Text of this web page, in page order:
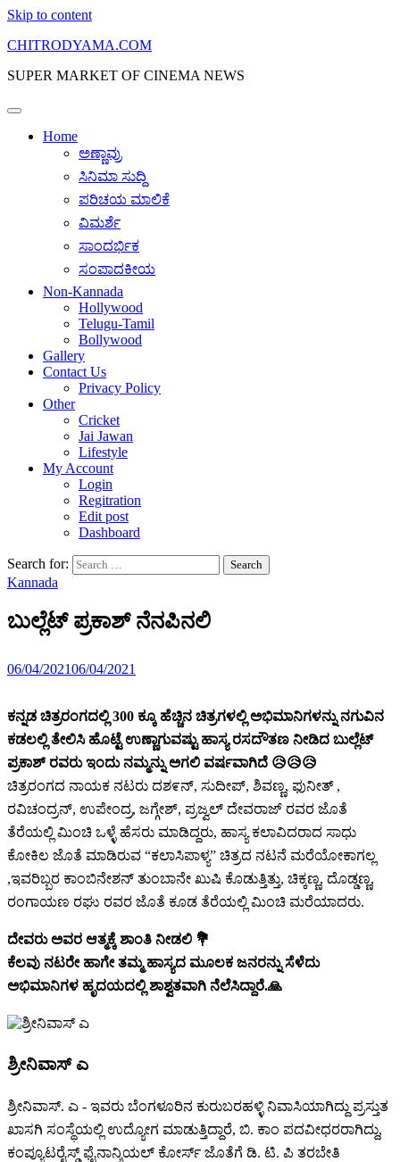
Skip to content
CHITRODYAMA.COM
SUPER MARKET OF CINEMA NEWS
Home
ಅಣ್ಣಾವ್ರು
ಸಿನಿಮಾ ಸುದ್ದಿ
ಪರಿಚಯ ಮಾಲಿಕೆ
ವಿಮರ್ಶೆ
ಸಾಂದರ್ಭಿಕ
ಸಂಪಾದಕೀಯ
Non-Kannada
Hollywood
Telugu-Tamil
Bollywood
Gallery
Contact Us
Privacy Policy
Other
Cricket
Jai Jawan
Lifestyle
My Account
Login
Regitration
Edit post
Dashboard
Search for:
Kannada
ಬುಲ್ಲೆಟ್ ಪ್ರಕಾಶ್ ನೆನಪಿನಲಿ
06/04/202106/04/2021
ಕನ್ನಡ ಚಿತ್ರರಂಗದಲ್ಲಿ 300 ಕ್ಕೂ ಹೆಚ್ಚಿನ ಚಿತ್ರಗಳಲ್ಲಿ ಅಭಿಮಾನಿಗಳನ್ನು ನಗುವಿನ
ಕಡಲಲ್ಲಿ ತೇಲಿಸಿ ಹೊಟ್ಟೆ ಉಣ್ಣಾಗುವಷ್ಟು ಹಾಸ್ಯ ರಸದೌತಣ ನೀಡಿದ ಬುಲ್ಲೆಟ್
ಪ್ರಕಾಶ್‌ ರವರು ಇಂದು ನಮ್ಮನ್ನು ಅಗಲಿ ವರ್ಷವಾಗಿದೆ 😥😥😥
ಚಿತ್ರರಂಗದ ನಾಯಕ ನಟರು ದಶ೯ನ್, ಸುದೀಪ್, ಶಿವಣ್ಣ, ಫುನೀತ್ ,
ರವಿಚಂದ್ರನ್, ಉಪೇಂದ್ರ, ಜಗ್ಗೇಶ್, ಪ್ರಜ್ವಲ್ ದೇವರಾಜ್ ರವರ ಜೊತೆ
ತೆರೆಯಲ್ಲಿ ಮಿಂಚಿ ಒಳ್ಳೆ ಹೆಸರು ಮಾಡಿದ್ದರು, ಹಾಸ್ಯ ಕಲಾವಿದರಾದ ಸಾಧು
ಕೋಕಿಲ ಜೊತೆ ಮಾಡಿರುವ “ಕಲಾಸಿಪಾಳ್ಯ” ಚಿತ್ರದ ನಟನೆ ಮರೆಯೋಕಾಗಲ್ಲ
,ಇವರಿಬ್ಬರ ಕಾಂಬಿನೇಶನ್ ತುಂಬಾನೇ ಖುಷಿ ಕೊಡುತ್ತಿತ್ತು, ಚಿಕ್ಕಣ್ಣ, ದೊಡ್ಡಣ್ಣ,
ರಂಗಾಯಣ ರಘು ರವರ ಜೊತೆ ಕೂಡ ತೆರೆಯಲ್ಲಿ ಮಿಂಚಿ ಮರೆಯಾದರು.
ದೇವರು ಅವರ ಆತ್ಮಕ್ಕೆ ಶಾಂತಿ ನೀಡಲಿ 💐
ಕೆಲವು ನಟರೇ ಹಾಗೇ ತಮ್ಮ ಹಾಸ್ಯದ ಮೂಲಕ ಜನರನ್ನು ಸೆಳೆದು
ಅಭಿಮಾನಿಗಳ ಹೃದಯದಲ್ಲಿ ಶಾಶ್ವತವಾಗಿ ನೆಲೆಸಿದ್ದಾರೆ.🙏
ಶ್ರೀನಿವಾಸ್ ಎ
ಶ್ರೀನಿವಾಸ್. ಎ - ಇವರು ಬೆಂಗಳೂರಿನ ಕುರುಬರಹಳ್ಳಿ ನಿವಾಸಿಯಾಗಿದ್ದು ಪ್ರಸ್ತುತ
ಖಾಸಗಿ ಸಂಸ್ಥೆಯಲ್ಲಿ ಉದ್ಯೋಗ ಮಾಡುತ್ತಿದ್ದಾರೆ, ಬಿ. ಕಾಂ ಪದವೀಧರರಾಗಿದ್ದು,
ಕಂಪ್ಯೂಟರೈಸ್ಡ್ ಫೈನಾನ್ಶಿಯಲ್ ಕೋರ್ಸ್ ಜೊತೆಗೆ ಡಿ. ಟಿ. ಪಿ ತರಬೇತಿ